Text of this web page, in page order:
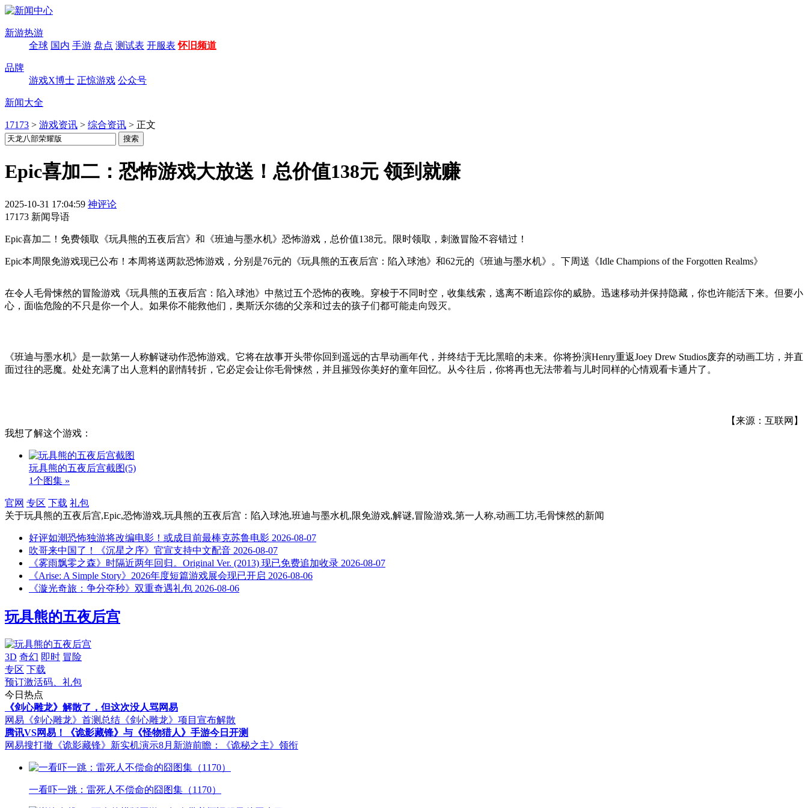
新游热游
全球 国内 手游 盘点 测试表 开服表 怀旧频道
品牌
游戏X博士 正惊游戏 公众号
新闻大全
17173 > 游戏资讯 > 综合资讯 > 正文
Epic喜加二：恐怖游戏大放送！总价值138元 领到就赚
2025-10-31 17:04:59 神评论
17173 新闻导语
Epic喜加二！免费领取《玩具熊的五夜后宫》和《班迪与墨水机》恐怖游戏，总价值138元。限时领取，刺激冒险不容错过！
Epic本周限免游戏现已公布！本周将送两款恐怖游戏，分别是76元的《玩具熊的五夜后宫：陷入球池》和62元的《班迪与墨水机》。下周送《Idle Champions of the Forgotten Realms》
在令人毛骨悚然的冒险游戏《玩具熊的五夜后宫：陷入球池》中熬过五个恐怖的夜晚。穿梭于不同时空，收集线索，逃离不断追踪你的威胁。迅速移动并保持隐藏，你也许能活下来。但要小
心，面临危险的不只是你一个人。如果你不能救他们，奥斯沃尔德的父亲和过去的孩子们都可能走向毁灭。
《班迪与墨水机》是一款第一人称解谜动作恐怖游戏。它将在故事开头带你回到遥远的古早动画年代，并终结于无比黑暗的未来。你将扮演Henry重返Joey Drew Studios废弃的动画工坊，并直
面过往的恶魔。处处充满了出人意料的剧情转折，它必定会让你毛骨悚然，并且摧毁你美好的童年回忆。从今往后，你将再也无法带着与儿时同样的心情观看卡通片了。
【来源：互联网】
我想了解这个游戏：
玩具熊的五夜后宫截图(5)
1个图集 »
官网 专区 下载 礼包
关于玩具熊的五夜后宫,Epic,恐怖游戏,玩具熊的五夜后宫：陷入球池,班迪与墨水机,限免游戏,解谜,冒险游戏,第一人称,动画工坊,毛骨悚然的新闻
好评如潮恐怖独游将改编电影！或成目前最棒克苏鲁电影 2026-08-07
吹哥来中国了！《沉星之序》官宣支持中文配音 2026-08-07
《雾雨飘零之森》时隔近两年回归。Original Ver. (2013) 现已免费追加收录 2026-08-07
《Arise: A Simple Story》2026年度短篇游戏展会现已开启 2026-08-06
《漩光奇旅：争分夺秒》双重奇遇礼包 2026-08-06
玩具熊的五夜后宫
3D 奇幻 即时 冒险
专区 下载
预订激活码、礼包
今日热点
《剑心雕龙》解散了，但这次没人骂网易
网易《剑心雕龙》首测总结 《剑心雕龙》项目宣布解散
腾讯VS网易！《诡影藏锋》与《怪物猎人》手游今日开测
网易搜打撤《诡影藏锋》新实机演示8月新游前瞻：《诡秘之主》领衔
一看吓一跳：雷死人不偿命的囧图集（1170）